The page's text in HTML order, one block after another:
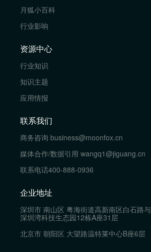
月狐小百科
行业影响
资源中心
行业知识
知识主题
应用情报
联系我们
商务咨询 business@moonfox.cn
媒体合作/数据引用 wangq1@jiguang.cn
联系电话400-888-0936
企业地址
深圳市 南山区 粤海街道高新南区白石路
深圳湾科技生态园12栋A座31层
北京市 朝阳区 大望路温特莱中心B座6层